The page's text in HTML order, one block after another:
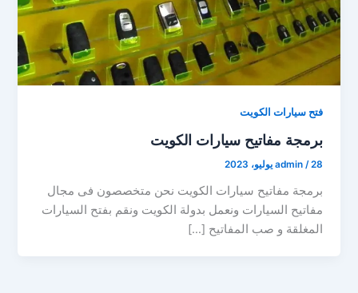
فتح سيارات الكويت
برمجة مفاتيح سيارات الكويت
admin /28 يوليو، 2023
برمجة مفاتيح سيارات الكويت نحن متخصصون فى مجال
مفاتيح السيارات ونعمل بدولة الكويت ونقم بفتح السيارات
المغلقة و صب المفاتيح […]